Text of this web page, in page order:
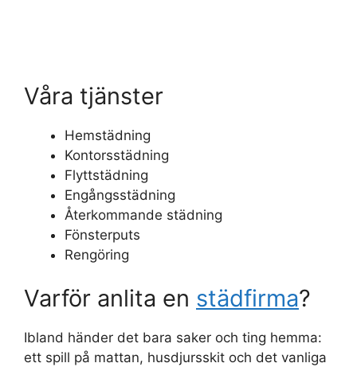
Våra tjänster
Hemstädning
Kontorsstädning
Flyttstädning
Engångsstädning
Återkommande städning
Fönsterputs
Rengöring
Varför anlita en städfirma?
Ibland händer det bara saker och ting hemma:
ett spill på mattan, husdjursskit och det vanliga